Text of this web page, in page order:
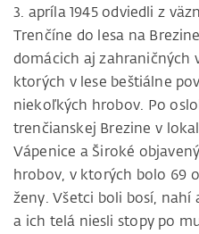
3. apríla 1945 odviedli z
Trenčíne do lesa na
domácich aj zahraničných
ktorých v lese beštiálne
niekoľkých hrobov. Po
trenčianskej Brezine v
Vápenice a Široké
hrobov, v ktorých bolo 69
ženy. Všetci boli bosí,
a ich telá niesli stopy po